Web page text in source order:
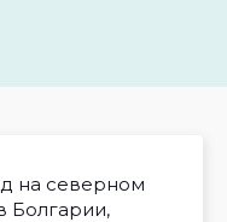
на северном
Болгарии,